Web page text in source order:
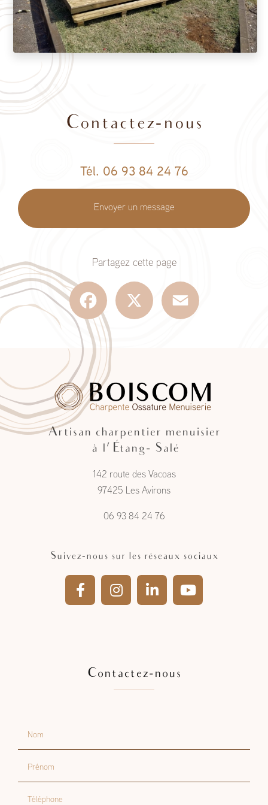
Contactez-nous
Tél. 06 93 84 24 76
Envoyer un message
Partagez cette page
Facebook
Artisan charpentier menuisier
à l'Étang- Salé
142 route des Vacoas
97425 Les Avirons
06 93 84 24 76
Suivez-nous sur les réseaux sociaux
Contactez-nous
Nom
Prénom
Téléphone